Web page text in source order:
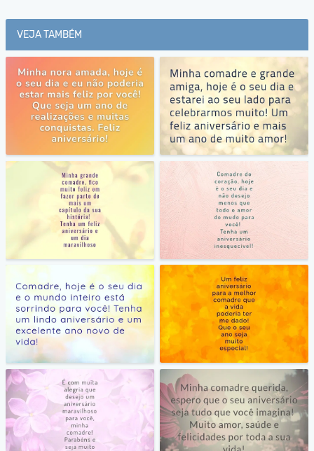
VEJA TAMBÉM